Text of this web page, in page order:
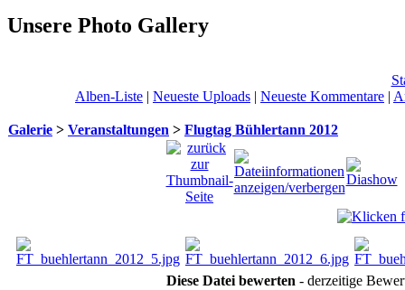
Unsere Photo Gallery
Alben-Liste | Neueste Uploads | Neueste Kommentare |
Galerie > Veranstaltungen > Flugtag Bühlertann 2012
Diese Datei bewerten - derzeitige